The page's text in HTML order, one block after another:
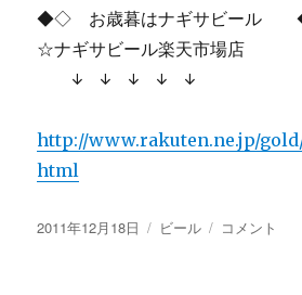
◆◇ お歳暮はナギサビー
☆ナギサビール楽天市場店
↓ ↓ ↓ ↓ ↓
http://www.rakuten.ne.jp/
html
投
2011年12月18日
カ
ビール
【画
コメント